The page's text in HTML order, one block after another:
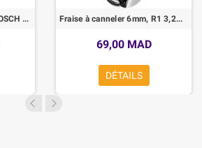
Disque Diam Universel BOSCH 180x22,2 Fraise à canneler 6mm, R1 3,2mm, D 6,35mm, L 9,1mm, G 40mm Bosch
69,00 MAD
DÉTAILS